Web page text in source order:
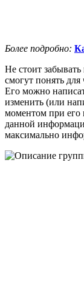
Более подробно:
Не стоит
смогут понять для
Его можно
изменить (или
моментом при его
данной
максимально